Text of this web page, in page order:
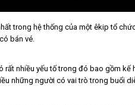
trong hệ thống của một êkip tổ
bán vé.
nhiều yếu tố trong đó bao gồm
những người có vai trò trong buổi